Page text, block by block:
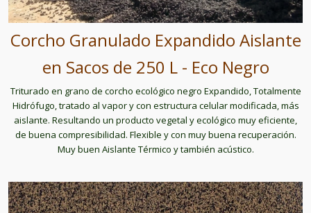
Corcho Granulado Expandido Aislante
en Sacos de 250 L - Eco Negro
Triturado en grano de corcho ecológico negro Expandido, Totalmente
Hidrófugo, tratado al vapor y con estructura celular modificada, más
aislante. Resultando un producto vegetal y ecológico muy eficiente,
de buena compresibilidad. Flexible y con muy buena recuperación.
Muy buen Aislante Térmico y también acústico.